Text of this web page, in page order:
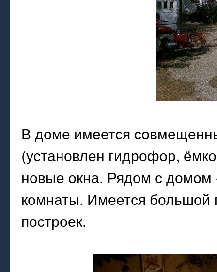
В доме имеется
(установлен гидрофор,
новые окна. Рядом с домом
комнаты. Имеется большой
построек.